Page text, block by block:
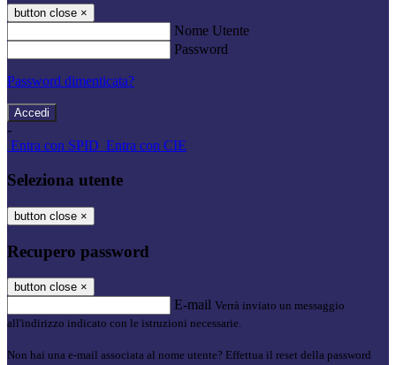
button close ×
Nome Utente
Password
Password dimenticata?
-
Entra con SPID Entra con CIE
Seleziona utente
button close ×
Recupero password
button close ×
E-mail Verrà inviato un messaggio
all'indirizzo indicato con le istruzioni necessarie.
Non hai una e-mail associata al nome utente? Effettua il reset della password